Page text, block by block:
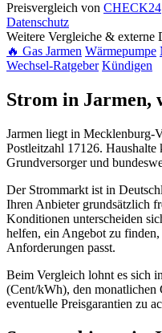
Preisvergleich von CHECK24
Datenschutz
Weitere Vergleiche & externe
🔥 Gas Jarmen Wärmepumpe
Wechsel-Ratgeber Kündigen
Strom in Jarmen,
Jarmen liegt in Mecklenburg-
Postleitzahl 17126. Haushalte
Grundversorger und
Der Strommarkt ist in
Ihren Anbieter grundsätzlich
Konditionen unterscheiden
helfen, ein Angebot zu
Anforderungen passt.
Beim Vergleich lohnt es sich
(Cent/kWh), den monatlichen
eventuelle Preisgarantien zu